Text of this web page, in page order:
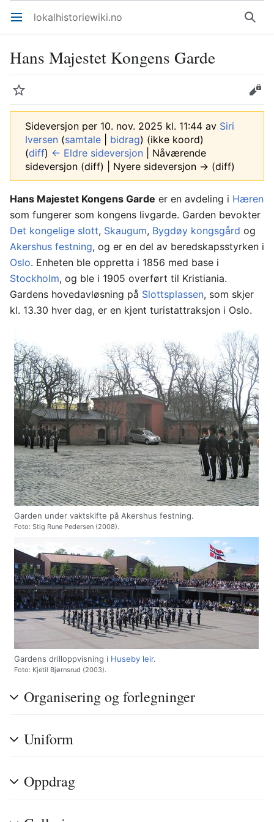
Åpne hovedmenyen lokalhistoriewiki.no Søk
Hans Majestet Kongens Garde
Overvåk Rediger
Sideversjon per 10. nov. 2025 kl. 11:44 av Siri
Iversen (samtale bidrag) (ikke koord)
(diff) ← Eldre sideversjon | Nåværende
sideversjon (diff) | Nyere sideversjon → (diff)
Hans Majestet Kongens Garde er en avdeling i Hæren
som fungerer som kongens livgarde. Garden bevokter
Det kongelige slott, Skaugum, Bygdøy kongsgård og
Akershus festning, og er en del av beredskapsstyrken i
Oslo. Enheten ble oppretta i 1856 med base i
Stockholm, og ble i 1905 overført til Kristiania.
Gardens hovedavløsning på Slottsplassen, som skjer
kl. 13.30 hver dag, er en kjent turistattraksjon i Oslo.
Garden under vaktskifte på Akershus festning.
Foto: Stig Rune Pedersen (2008).
Gardens drilloppvisning i Huseby leir.
Foto: Kjetil Bjørnsrud (2003).
Organisering og forlegninger
Uniform
Oppdrag